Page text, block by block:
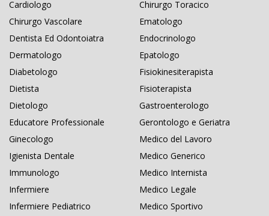
Cardiologo
Chirurgo Toracico
Chirurgo Vascolare
Dentista Ed Odontoiatra
Dermatologo
Diabetologo
Dietista
Dietologo
Educatore Professionale
Ematologo
Endocrinologo
Epatologo
Fisiokinesiterapista
Fisioterapista
Gastroenterologo
Gerontologo e Geriatra
Ginecologo
Igienista Dentale
Immunologo
Infermiere
Infermiere Pediatrico
Medico del Lavoro
Medico Generico
Medico Internista
Medico Legale
Medico Sportivo